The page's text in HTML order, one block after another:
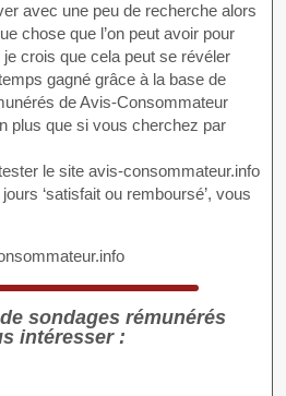
avec une peu de recherche alors
chose que l’on peut avoir pour
crois que cela peut se révéler
gagné grâce à la base de
de Avis-Consommateur
plus que si vous cherchez par
le site avis-consommateur.info
‘satisfait ou remboursé’, vous
sondages rémunérés
intéresser :